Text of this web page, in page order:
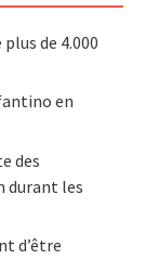
de 4.000
en
des
durant les
d’être